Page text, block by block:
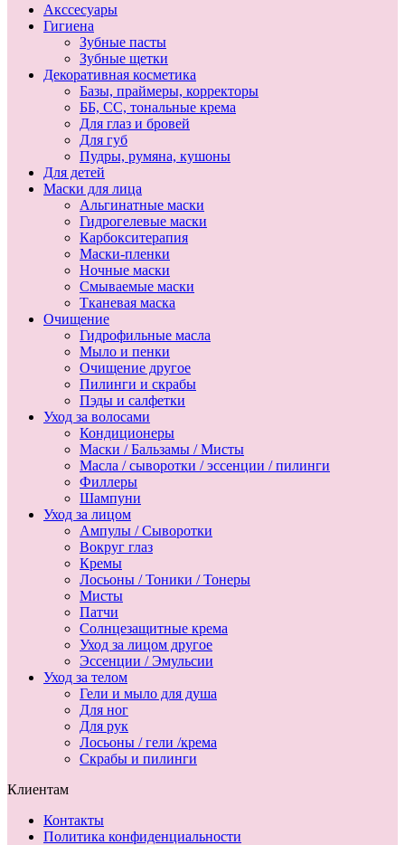
Акссесуары
Гигиена
Зубные пасты
Зубные щетки
Декоративная косметика
Базы, праймеры, корректоры
ББ, СС, тональные крема
Для глаз и бровей
Для губ
Пудры, румяна, кушоны
Для детей
Маски для лица
Альгинатные маски
Гидрогелевые маски
Карбокситерапия
Маски-пленки
Ночные маски
Смываемые маски
Тканевая маска
Очищение
Гидрофильные масла
Мыло и пенки
Очищение другое
Пилинги и скрабы
Пэды и салфетки
Уход за волосами
Кондиционеры
Маски / Бальзамы / Мисты
Масла / сыворотки / эссенции / пилинги
Филлеры
Шампуни
Уход за лицом
Ампулы / Сыворотки
Вокруг глаз
Кремы
Лосьоны / Тоники / Тонеры
Мисты
Патчи
Солнцезащитные крема
Уход за лицом другое
Эссенции / Эмульсии
Уход за телом
Гели и мыло для душа
Для ног
Для рук
Лосьоны / гели /крема
Скрабы и пилинги
Клиентам
Контакты
Политика конфиденциальности